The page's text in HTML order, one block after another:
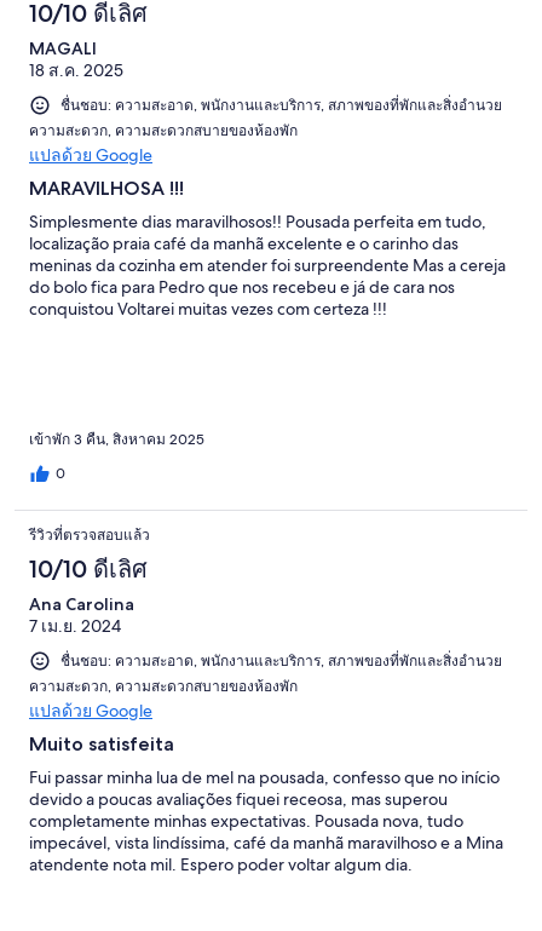
10/10 ดีเลิศ
MAGALI
18 ส.ค. 2025
ชื่นชอบ: ความสะอาด, พนักงานและบริการ, สภาพของที่พักและสิ่งอำนวย
ความสะดวก, ความสะดวกสบายของห้องพัก
แปลด้วย Google
MARAVILHOSA !!!
Simplesmente dias maravilhosos!! Pousada perfeita em tudo,
localização praia café da manhã excelente e o carinho das
meninas da cozinha em atender foi surpreendente Mas a cereja
do bolo fica para Pedro que nos recebeu e já de cara nos
conquistou Voltarei muitas vezes com certeza !!!
เข้าพัก 3 คืน, สิงหาคม 2025
0
รีวิวที่ตรวจสอบแล้ว
10/10 ดีเลิศ
Ana Carolina
7 เม.ย. 2024
ชื่นชอบ: ความสะอาด, พนักงานและบริการ, สภาพของที่พักและสิ่งอำนวย
ความสะดวก, ความสะดวกสบายของห้องพัก
แปลด้วย Google
Muito satisfeita
Fui passar minha lua de mel na pousada, confesso que no início
devido a poucas avaliações fiquei receosa, mas superou
completamente minhas expectativas. Pousada nova, tudo
impecável, vista lindíssima, café da manhã maravilhoso e a Mina
atendente nota mil. Espero poder voltar algum dia.